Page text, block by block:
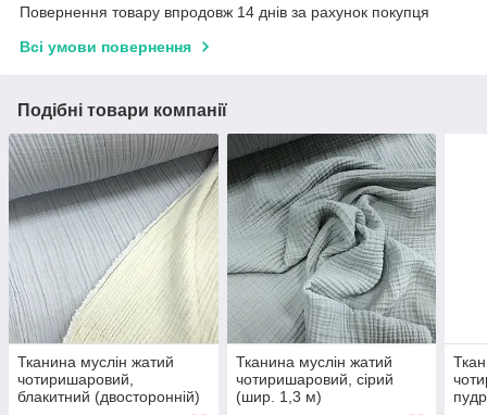
Повернення товару впродовж 14 днів за рахунок покупця
Всі умови повернення
Подібні товари компанії
Тканина муслін жатий
чотиришаровий,
блакитний (двосторонній)
Тканина муслін жатий
чотиришаровий, сірий
(шир. 1,3 м)